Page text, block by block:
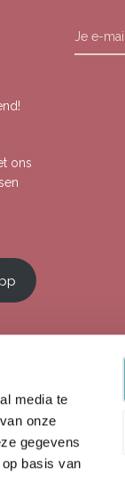
media te
onze
gegevens
basis van
ons